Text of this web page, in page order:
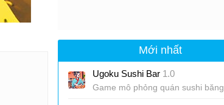
Mới nhất
Ugoku Sushi Bar 1.0
Game mô phỏng quán sushi băng